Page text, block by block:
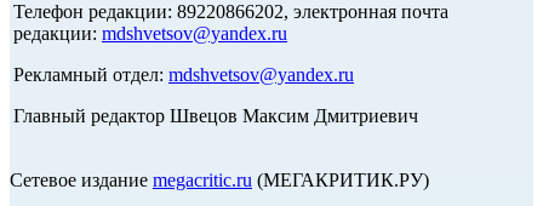
Телефон редакции: 89220866202, электронная почта
редакции: mdshvetsov@yandex.ru
Рекламный отдел: mdshvetsov@yandex.ru
Главный редактор Швецов Максим Дмитриевич
Сетевое издание megacritic.ru (МЕГАКРИТИК.РУ)